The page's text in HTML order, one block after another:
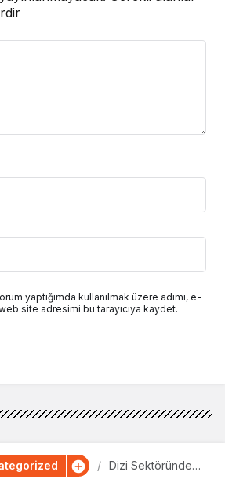
yaptığımda kullanılmak üzere adımı, e-
site adresimi bu tarayıcıya kaydet.
Dizi Sektöründe